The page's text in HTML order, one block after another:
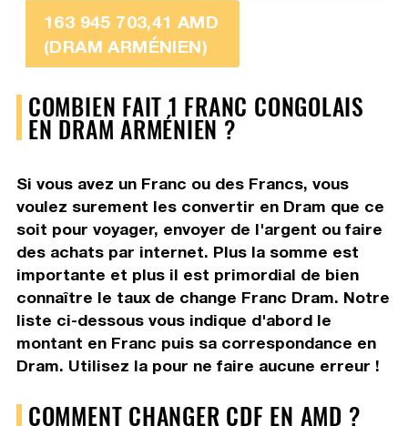
163 945 703,41 AMD
(DRAM ARMÉNIEN)
COMBIEN FAIT 1 FRANC CONGOLAIS
EN DRAM ARMÉNIEN ?
Si vous avez un Franc ou des Francs, vous
voulez surement les convertir en Dram que ce
soit pour voyager, envoyer de l'argent ou faire
des achats par internet. Plus la somme est
importante et plus il est primordial de bien
connaître le taux de change Franc Dram. Notre
liste ci-dessous vous indique d'abord le
montant en Franc puis sa correspondance en
Dram. Utilisez la pour ne faire aucune erreur !
COMMENT CHANGER CDF EN AMD ?